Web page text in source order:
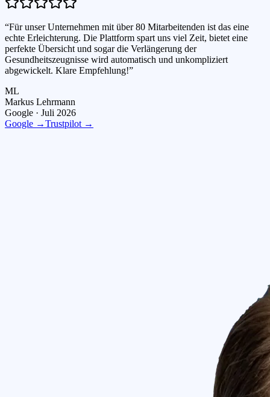
“Für unser Unternehmen mit über 80 Mitarbeitenden ist das eine
echte Erleichterung. Die Plattform spart uns viel Zeit, bietet eine
perfekte Übersicht und sogar die Verlängerung der
Gesundheitszeugnisse wird automatisch und unkompliziert
abgewickelt. Klare Empfehlung!”
ML
Markus Lehrmann
Google · Juli 2026
Google →Trustpilot →